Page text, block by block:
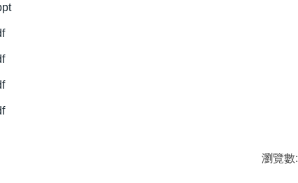
瀏覽數: